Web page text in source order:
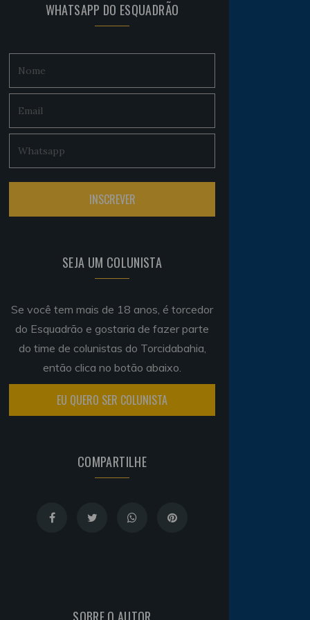
WHATSAPP DO ESQUADRÃO
SEJA UM COLUNISTA
Se você tem mais de 18 anos, é torcedor
do Esquadrão e gostaria de fazer parte
do time de colunistas do Torcidabahia,
então clica no botão abaixo.
EU QUERO SER COLUNISTA
COMPARTILHE